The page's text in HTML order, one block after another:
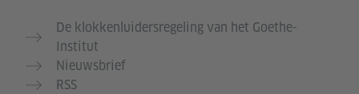
De klokkenluidersregeling van het Goethe-
Institut
Nieuwsbrief
RSS